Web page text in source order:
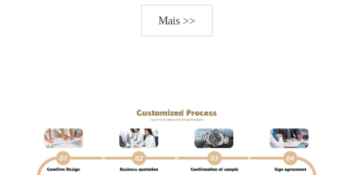
algumas empresas renomadas mundialmente. Nossa missão:
de ponta, além de soluções completas para clientes exigentes.
Nosso objetivo é ajudar a marca a atingir sua missão e fazer com
que o mundo se apaixone pela manufatura inteligente na China.
Mais >>